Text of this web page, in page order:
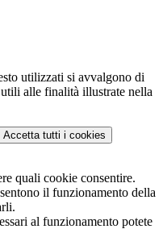
utilizzati si avvalgono di
alle finalità illustrate nella
Accetta tutti i cookies
quali cookie consentire.
il funzionamento della
al funzionamento potete